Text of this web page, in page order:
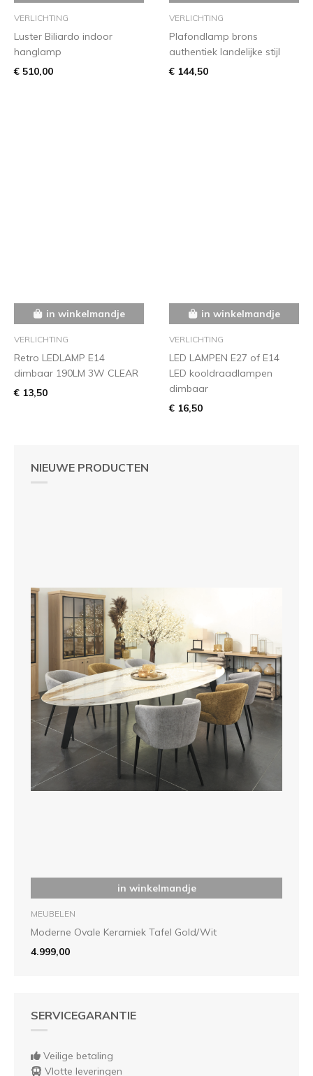
NIEUWE PRODUCTEN
in winkelmandje
MEUBELEN
Moderne Ovale Keramiek Tafel Gold/Wit
4.999,00
SERVICEGARANTIE
Veilige betaling
Vlotte leveringen
VERLICHTING
Luster Biliardo indoor
hanglamp
€ 510,00
VERLICHTING
Plafondlamp brons
authentiek landelijke stijl
€ 144,50
in winkelmandje
VERLICHTING
Retro LEDLAMP E14
dimbaar 190LM 3W CLEAR
€ 13,50
in winkelmandje
VERLICHTING
LED LAMPEN E27 of E14
LED kooldraadlampen
dimbaar
€ 16,50